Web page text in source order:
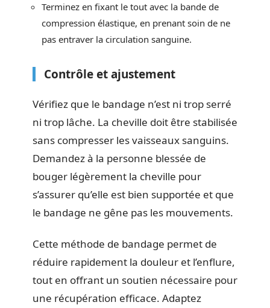
Terminez en fixant le tout avec la bande de
compression élastique, en prenant soin de ne
pas entraver la circulation sanguine.
Contrôle et ajustement
Vérifiez que le bandage n’est ni trop serré
ni trop lâche. La cheville doit être stabilisée
sans compresser les vaisseaux sanguins.
Demandez à la personne blessée de
bouger légèrement la cheville pour
s’assurer qu’elle est bien supportée et que
le bandage ne gêne pas les mouvements.
Cette méthode de bandage permet de
réduire rapidement la douleur et l’enflure,
tout en offrant un soutien nécessaire pour
une récupération efficace. Adaptez